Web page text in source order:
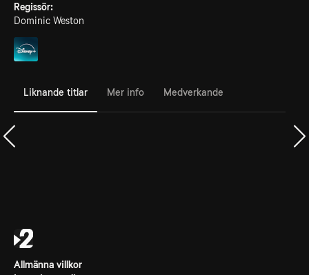
Regissör:
Dominic Weston
Liknande titlar Mer info Medverkande
Allmänna villkor